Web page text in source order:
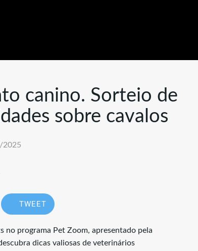
canino. Sorteio de
sobre cavalos
2025
TWEET
no programa Pet Zoom, apresentado pela
dicas valiosas de veterinários